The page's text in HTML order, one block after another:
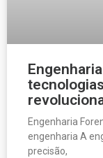
Engenharia
engenharia A
precisão,